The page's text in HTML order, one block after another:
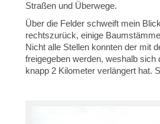
Straßen und Überwege.
Über die Felder schweift mein
rechtszurück, einige
Nicht alle Stellen konnten der mit
freigegeben werden, weshalb
knapp 2 Kilometer verlängert hat.